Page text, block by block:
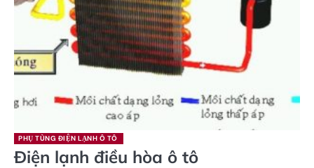
PHỤ TÙNG ĐIỆN LẠNH Ô TÔ
Điện lạnh điều hòa ô tô